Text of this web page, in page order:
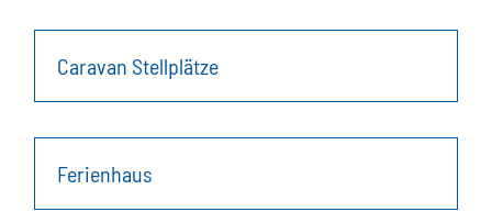
Caravan Stellplätze
Ferienhaus